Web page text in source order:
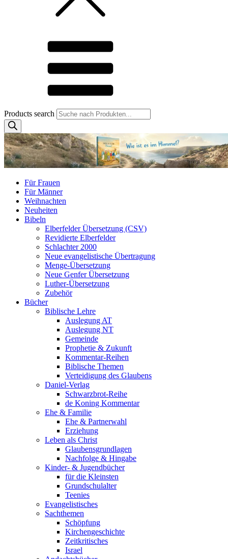
Products search
Für Frauen
Für Männer
Weihnachten
Neuheiten
Bibeln
Elberfelder Übersetzung (CSV)
Revidierte Elberfelder
Schlachter 2000
Neue evangelistische Übertragung
Menge-Übersetzung
Neue Genfer Übersetzung
Luther-Übersetzung
Zubehör
Bücher
Biblische Lehre
Auslegung AT
Auslegung NT
Gemeinde
Prophetie & Zukunft
Kommentar-Reihen
Biblische Themen
Verteidigung des Glaubens
Daniel-Verlag
Schwarzbrot-Reihe
de Koning Kommentar
Ehe & Familie
Ehe & Partnerwahl
Erziehung
Leben als Christ
Glaubensgrundlagen
Nachfolge & Hingabe
Kinder- & Jugendbücher
für die Kleinsten
Grundschulalter
Teenies
Evangelistisches
Sachthemen
Schöpfung
Kirchengeschichte
Zeitkritisches
Israel